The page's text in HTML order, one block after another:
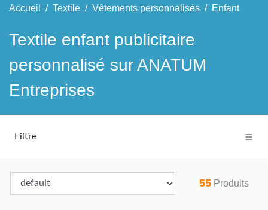
Accueil Textile Vêtements personnalisés Enfant
Textile enfant publicitaire
personnalisé sur ANATUM
Entreprises
Filtre
55 Produits